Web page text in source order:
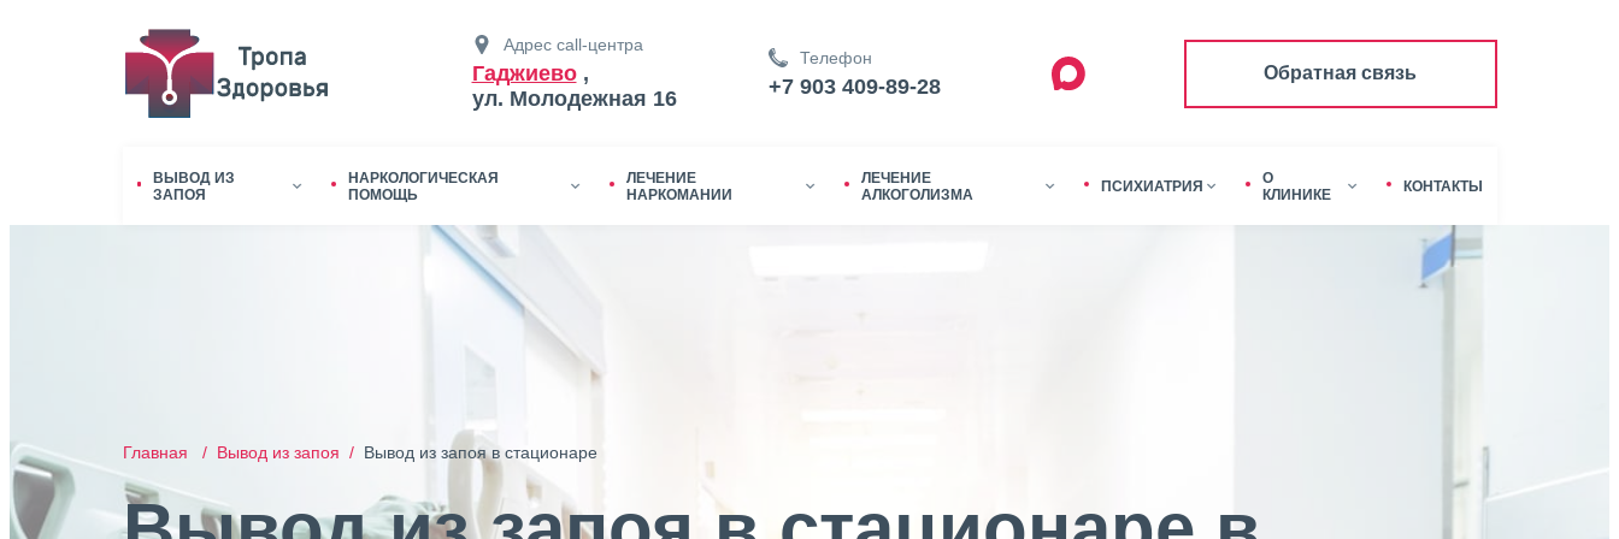
Адрес call-центра
Гаджиево,
ул. Молодежная 16
Телефон
+7 903 409-89-28
Обратная связь
ВЫВОД ИЗ
ЗАПОЯ
НАРКОЛОГИЧЕСКАЯ
ПОМОЩЬ
ЛЕЧЕНИЕ
НАРКОМАНИИ
ЛЕЧЕНИЕ
АЛКОГОЛИЗМА
ПСИХИАТРИЯ
О
КЛИНИКЕ
КОНТАКТЫ
Главная / Вывод из запоя / Вывод из запоя в стационаре